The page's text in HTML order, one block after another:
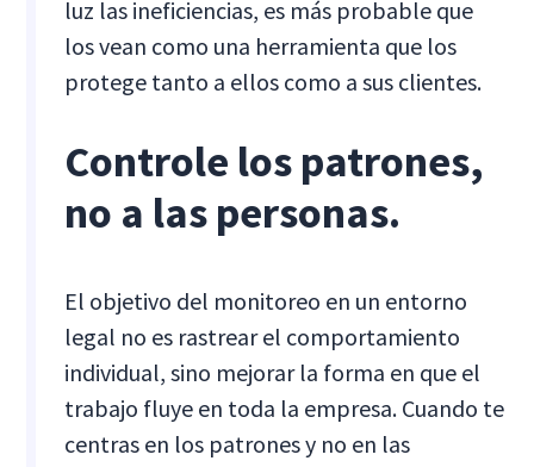
luz las ineficiencias, es más probable que
los vean como una herramienta que los
protege tanto a ellos como a sus clientes.
Controle los patrones,
no a las personas.
El objetivo del monitoreo en un entorno
legal no es rastrear el comportamiento
individual, sino mejorar la forma en que el
trabajo fluye en toda la empresa. Cuando te
centras en los patrones y no en las